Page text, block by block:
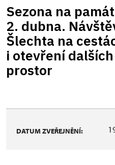
Sezona na
2. dubna.
Šlechta na
i otevření
prostor
DATUM ZVEŘEJNĚNÍ: